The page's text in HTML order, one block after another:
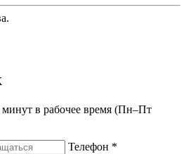
в рабочее время (Пн–Пт
Телефон *